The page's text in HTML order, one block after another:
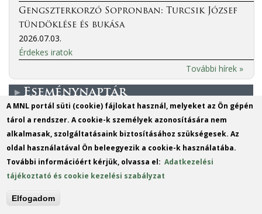
Gengszterkorzó Sopronban: Turcsik József
tündöklése és bukása
2026.07.03.
Érdekes iratok
További hírek »
Eseménynaptár
More events
MO
TU WE TH FR SA
SU
3
A MNL portál süti (cookie) fájlokat használ, melyeket az Ön gépén
tárol a rendszer. A cookie-k személyek azonosítására nem
alkalmasak, szolgáltatásaink biztosításához szükségesek. Az
oldal használatával Ön beleegyezik a cookie-k használatába.
További információért kérjük, olvassa el:Adatkezelési
tájékoztató és cookie kezelési szabályzat
Elfogadom